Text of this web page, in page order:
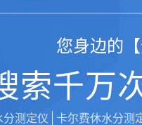
您身边的
索千万
分测定仪 卡尔费休水分测